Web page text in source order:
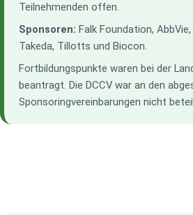
Teilnehmenden offen.
Sponsoren: Falk Foundation,
Takeda, Tillotts und Biocon.
Fortbildungspunkte waren bei der
beantragt. Die DCCV war an den
Sponsoringvereinbarungen nicht